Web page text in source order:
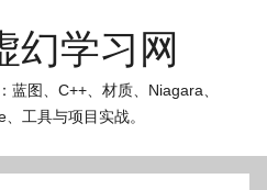
幻学习网
蓝图、C++、材质、Niagara、
工具与项目实战。